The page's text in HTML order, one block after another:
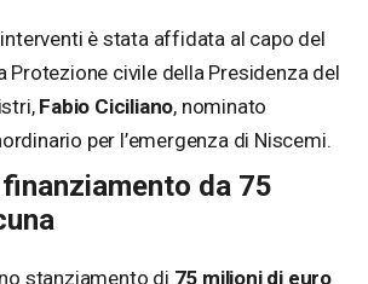
è stata affidata al capo del
Protezione civile della Presidenza del
Fabio Ciciliano, nominato
per l’emergenza di Niscemi.
da 75
stanziamento di 75 milioni di euro